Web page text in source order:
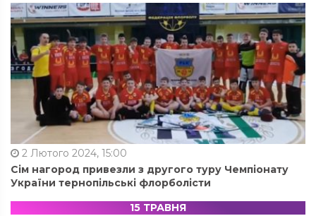
2 Лютого 2024, 15:00
Сім нагород привезли з другого туру Чемпіонату
України тернопільські флорболісти
15 ТРАВНЯ